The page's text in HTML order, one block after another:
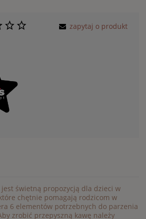
zapytaj o produkt
świetną propozycją dla dzieci w
chętnie pomagają rodzicom w
6 elementów potrzebnych do parzenia
zrobić przepyszną kawę należy